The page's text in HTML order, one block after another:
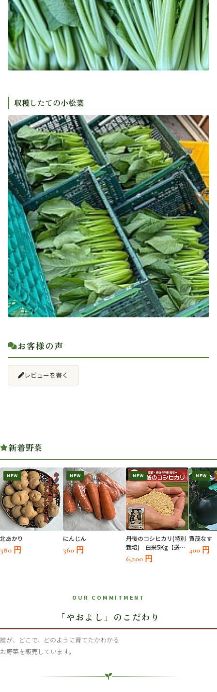
収穫したての小松菜
お客様の声
レビューを書く
新着野菜
NEW
北あかり
380 円
NEW
SOLD OUT
にんじん
360 円
NEW
丹後のコシヒカリ(特別
栽培) 白米5Kg【送料
無料対象外】
6,200 円
NEW
SOLD
賀茂なす
400 円
OUR COMMITMENT
「やおよし」のこだわり
誰が、どこで、どのように育てたかわかる
お野菜を販売しています。